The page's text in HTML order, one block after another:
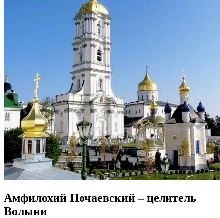
Амфилохий Почаевский – целитель
Волыни